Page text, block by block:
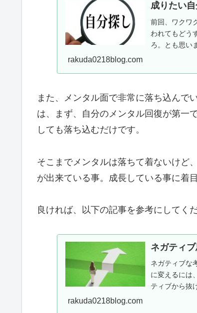
成りたい
前回、ワクワ
われてもどう
ろ。とも思い
rakuda0218blog.com
また、メンタル面で非常に落ち込んで
は、まず、自分のメンタル回復が第一
しても落ち込むだけです。
そこまでメンタルは落ちて着ないけど
が出来ている事。成長している事に着
良ければ、以下の記事を参考にしてくだ
ネガティ
ネガティブな
に変えるには
ティブから抜
rakuda0218blog.com